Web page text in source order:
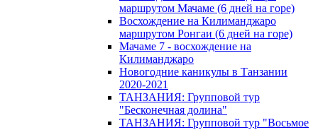
маршрутом Мачаме (6 дней на горе)
Восхождение на Килиманджаро
маршрутом Ронгаи (6 дней на горе)
Мачаме 7 - восхождение на
Килиманджаро
Новогодние каникулы в Танзании
2020-2021
ТАНЗАНИЯ: Групповой тур
"Бесконечная долина"
ТАНЗАНИЯ: Групповой тур "Восьмое